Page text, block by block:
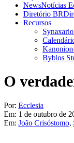
NewsNotícias
Diretório BR
Recursos
Byblos
O
Por: Ecclesia
Em: 1 de outubro de
Em: João Crisóstomo,